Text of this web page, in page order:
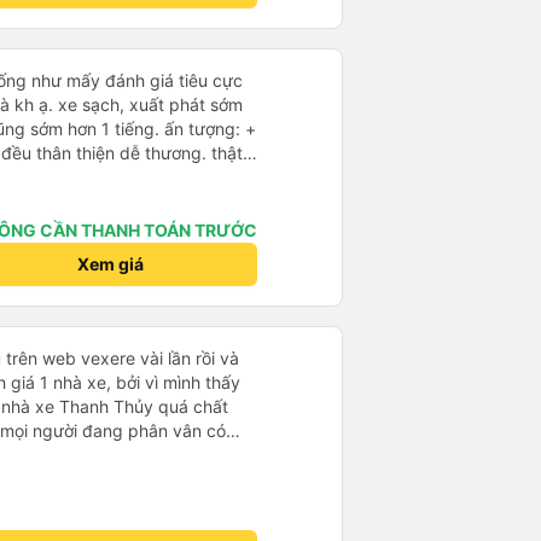
như mấy đánh giá tiêu cực
kh ạ. xe sạch, xuất phát sớm
sớm hơn 1 tiếng. ấn tượng: +
nhưng cá nhân mình cảm
an sương, xe dừng đúng 3 lần
chắc do khách đã lên đông
và sẽ có lần sau nếu có dịp,
CẦN THANH TOÁN TRƯỚC
Xem giá
web vexere vài lần rồi và
giá 1 nhà xe, bởi vì mình thấy
xe Thanh Thủy quá chất
người đang phân vân có
xe sẽ gọi cho mình vào sáng
sẽ nhắn tin nói địa điểm và
xe trung chuyển ra chỗ xe